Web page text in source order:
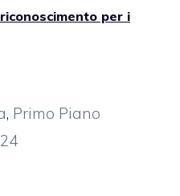
per i
, Primo Piano